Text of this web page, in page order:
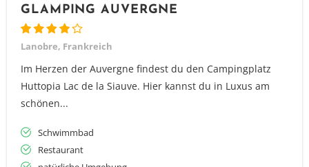
GLAMPING AUVERGNE
Lanobre, Frankreich
Im Herzen der Auvergne findest du den Campingplatz
Huttopia Lac de la Siauve. Hier kannst du in Luxus am
schönen...
Schwimmbad
Restaurant